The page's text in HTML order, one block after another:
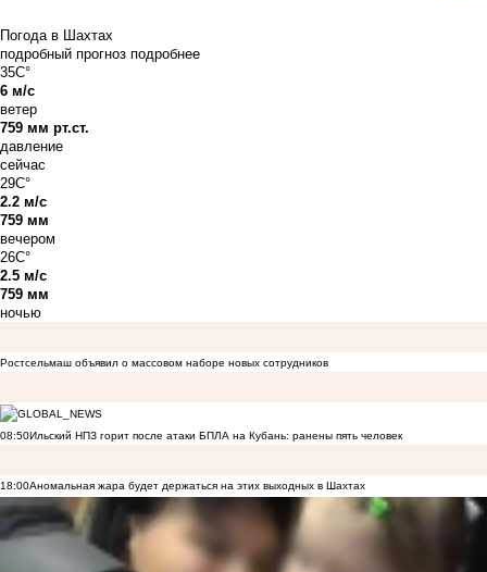
Погода в Шахтах
подробный прогноз подробнее
35C°
6 м/с
ветер
759 мм рт.ст.
давление
сейчас
29C°
2.2 м/с
759 мм
вечером
26C°
2.5 м/с
759 мм
ночью
Ростсельмаш объявил о массовом наборе новых сотрудников
08:50Ильский НПЗ горит после атаки БПЛА на Кубань: ранены пять человек
18:00Аномальная жара будет держаться на этих выходных в Шахтах